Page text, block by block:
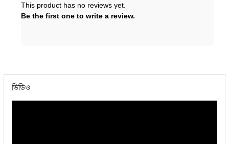
This product has no reviews yet.
Be the first one to write a review.
ভিডিও